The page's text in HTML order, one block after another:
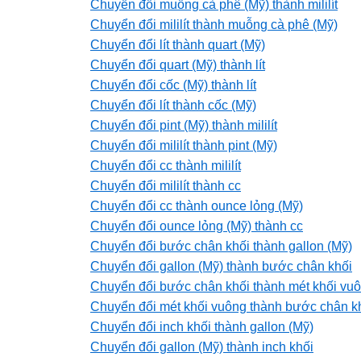
Chuyển đổi muỗng cà phê (Mỹ) thành mililít
Chuyển đổi mililít thành muỗng cà phê (Mỹ)
Chuyển đổi lít thành quart (Mỹ)
Chuyển đổi quart (Mỹ) thành lít
Chuyển đổi cốc (Mỹ) thành lít
Chuyển đổi lít thành cốc (Mỹ)
Chuyển đổi pint (Mỹ) thành mililít
Chuyển đổi mililít thành pint (Mỹ)
Chuyển đổi cc thành mililít
Chuyển đổi mililít thành cc
Chuyển đổi cc thành ounce lỏng (Mỹ)
Chuyển đổi ounce lỏng (Mỹ) thành cc
Chuyển đổi bước chân khối thành gallon (Mỹ)
Chuyển đổi gallon (Mỹ) thành bước chân khối
Chuyển đổi bước chân khối thành mét khối
Chuyển đổi mét khối vuông thành bước chân
Chuyển đổi inch khối thành gallon (Mỹ)
Chuyển đổi gallon (Mỹ) thành inch khối